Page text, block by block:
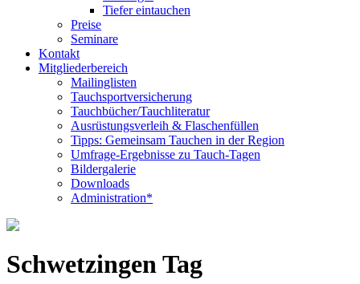
Tiefer eintauchen
Preise
Seminare
Kontakt
Mitgliederbereich
Mailinglisten
Tauchsportversicherung
Tauchbücher/Tauchliteratur
Ausrüstungsverleih & Flaschenfüllen
Tipps: Gemeinsam Tauchen in der Region
Umfrage-Ergebnisse zu Tauch-Tagen
Bildergalerie
Downloads
Administration*
Schwetzingen Tag